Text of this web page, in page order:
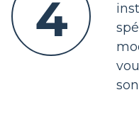
4